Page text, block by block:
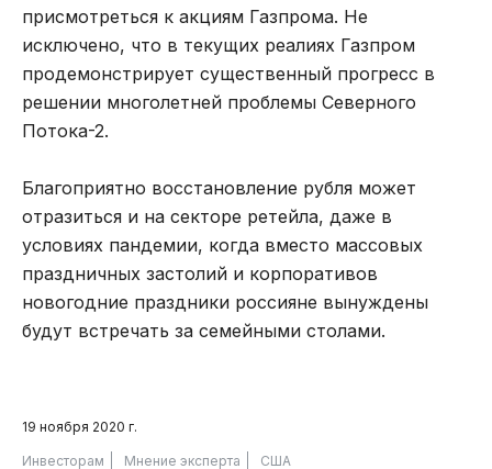
присмотреться к акциям Газпрома. Не
исключено, что в текущих реалиях Газпром
продемонстрирует существенный прогресс в
решении многолетней проблемы Северного
Потока-2.
Благоприятно восстановление рубля может
отразиться и на секторе ретейла, даже в
условиях пандемии, когда вместо массовых
праздничных застолий и корпоративов
новогодние праздники россияне вынуждены
будут встречать за семейными столами.
19 ноября 2020 г.
Инвесторам Мнение эксперта США